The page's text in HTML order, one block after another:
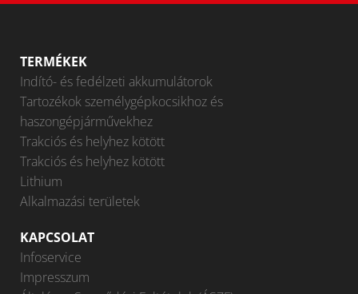
TERMÉKEK
Indító- és fedélzeti akkumulátorok
Tartozékok személygépkocsikhoz és
haszongépjárművekhez
Trakciós és helyhez kötött
Trakciós és helyhez kötött
Lithium
Alkalmazási területek
KAPCSOLAT
Infoservice
Impresszum